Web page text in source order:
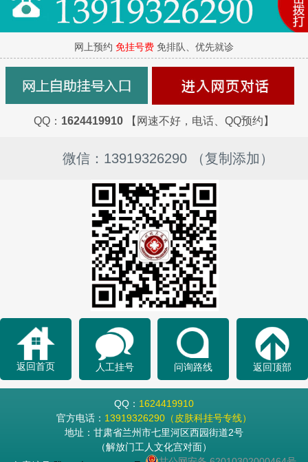
网上预约 免挂号费 免排队、优先就诊
QQ： 1624419910 【网速不好，电话、QQ预约】
微信：13919326290 （复制添加）
返回首页 人工挂号 问询路线 返回顶部
QQ： 1624419910
官方电话： 13919326290（皮肤科挂号专线）
地址：甘肃省兰州市七里河区西园街道2号
（解放门工人文化宫对面）